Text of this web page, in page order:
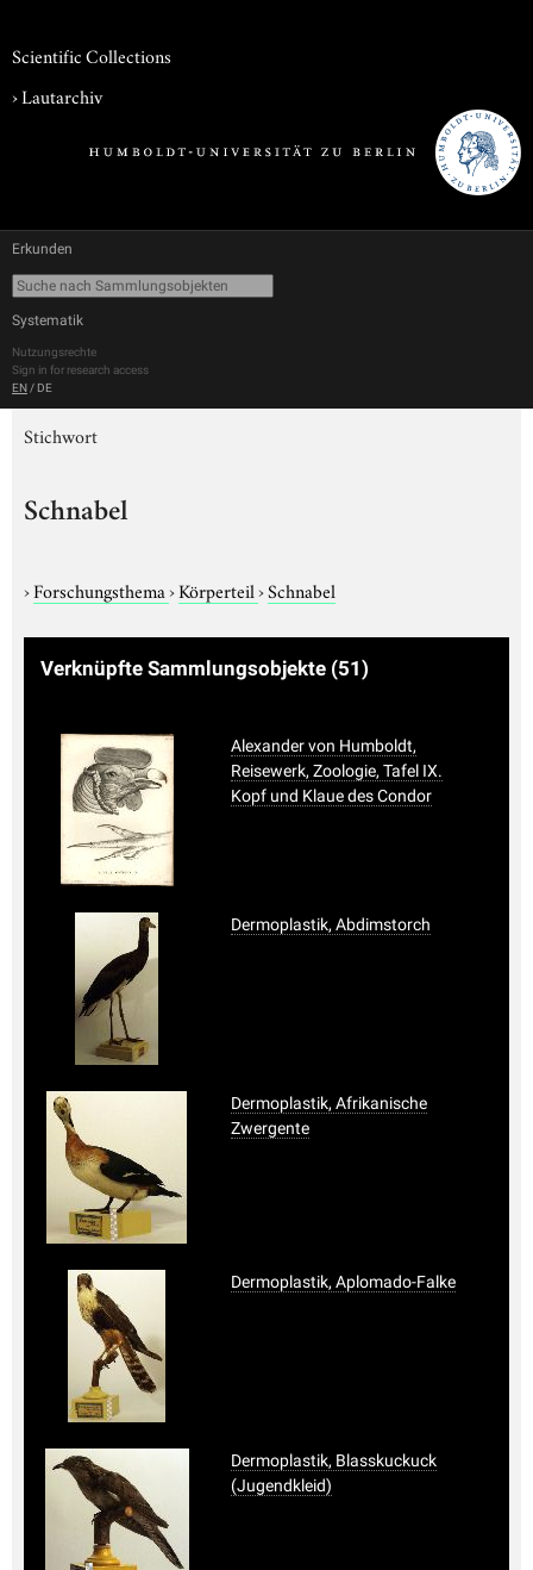
Scientific Collections
›Lautarchiv
Erkunden
Systematik
Nutzungsrechte
Sign in for research access
EN / DE
Stichwort
Schnabel
›Forschungsthema›Körperteil›Schnabel
Verknüpfte Sammlungsobjekte (51)
Alexander von Humboldt,
Reisewerk, Zoologie, Tafel IX.
Kopf und Klaue des Condor
Dermoplastik, Abdimstorch
Dermoplastik, Afrikanische
Zwergente
Dermoplastik, Aplomado-Falke
Dermoplastik, Blasskuckuck
(Jugendkleid)